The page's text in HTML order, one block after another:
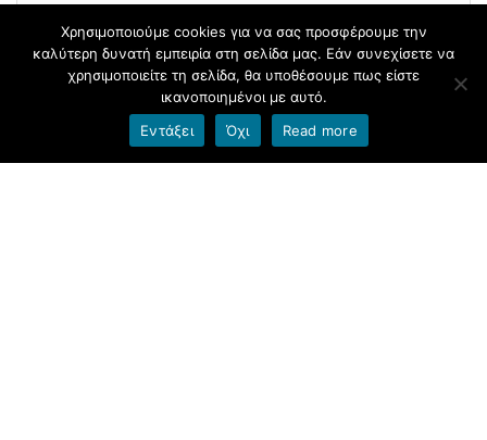
Φιλοξενείται στοblogs.sch.gr |Θέμα βασισμένο στο
Head Blog
Όροι χρήσης blogs.sch.gr|Δήλωση προσβασιμότητας
Χρησιμοποιούμε cookies για να σας προσφέρουμε την
καλύτερη δυνατή εμπειρία στη σελίδα μας. Εάν συνεχίσετε να
χρησιμοποιείτε τη σελίδα, θα υποθέσουμε πως είστε
ικανοποιημένοι με αυτό.
Εντάξει
Όχι Read more